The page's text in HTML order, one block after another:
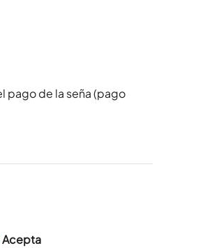
pago de la seña (pago
Acepta